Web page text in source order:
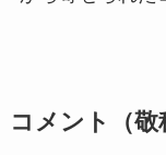
コメント（敬